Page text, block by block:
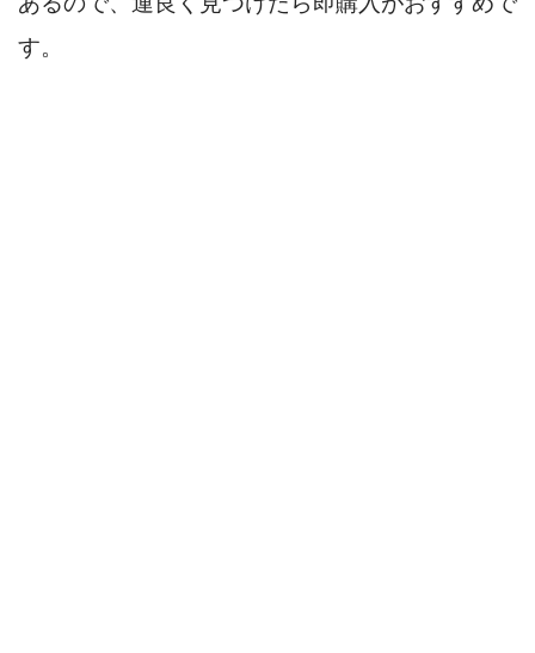
す。